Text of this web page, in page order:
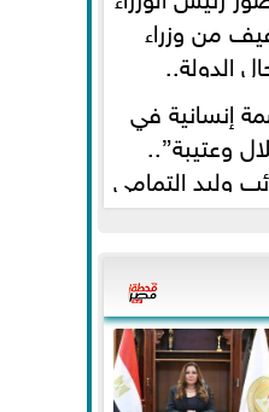
من وزراء
الدولة..
ومحمد...
إنسانية في
وعتيبة”..
وليد التمامي
يداويان...